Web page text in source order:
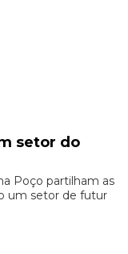
setor do
Poço partilham as
um setor de futur